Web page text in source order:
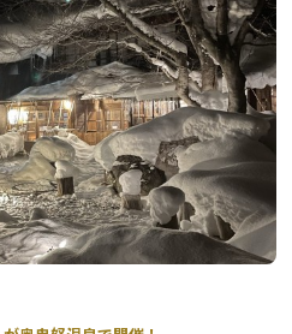
るホテルもございます。
月1日（日）
14：00（お弁当販売）
～14：00（日光湯元ビジター
00～14：00（日光湯元ビジタ